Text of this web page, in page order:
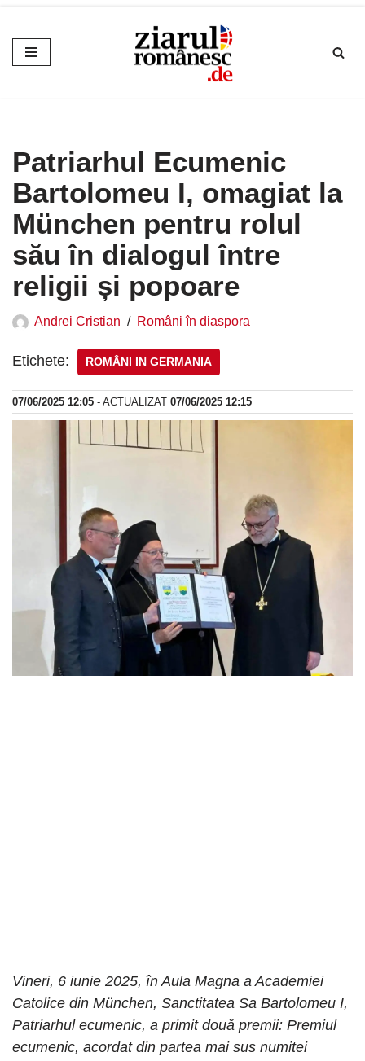
Sari
la
Patriarhul Ecumenic
Bartolomeu I, omagiat la
München pentru rolul
său în dialogul între
religii și popoare
Andrei Cristian Români în diaspora
Etichete: ROMÂNI IN GERMANIA
07/06/2025 12:05 - ACTUALIZAT 07/06/2025 12:15
Vineri, 6 iunie 2025, în Aula Magna a Academiei
Catolice din München, Sanctitatea Sa Bartolomeu I,
Patriarhul ecumenic, a primit două premii: Premiul
ecumenic, acordat din partea mai sus numitei